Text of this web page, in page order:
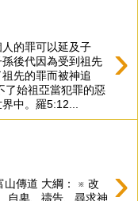
›
的罪可以延及子
後代因為受到祖先
先的罪而被神追
了始祖亞當犯罪的惡
中。羅5:12...
›
道 大綱： ※ 改
卑、禱告、尋求神